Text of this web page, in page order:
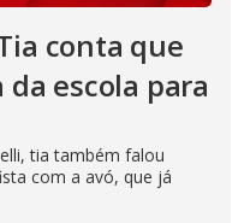
conta que
escola para
tia também falou
com a avó, que já